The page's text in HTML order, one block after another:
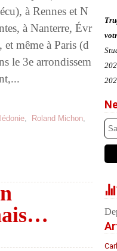
à Rennes et N
à Nanterre, Évr
et même à Paris (d
le 3e arrondissem
, Roland Michon,